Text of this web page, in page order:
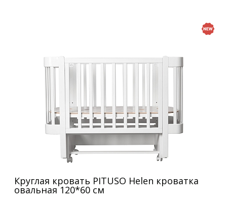
Круглая кровать PITUSO Helen кроватка
овальная 120*60 см